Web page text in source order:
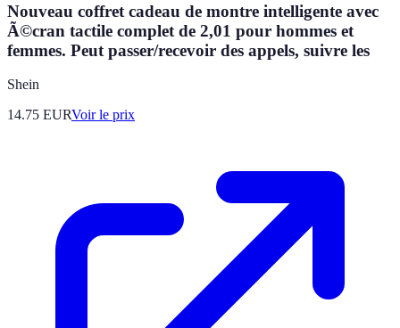
Nouveau coffret cadeau de montre intelligente avec
Ã©cran tactile complet de 2,01 pour hommes et
femmes. Peut passer/recevoir des appels, suivre les
Shein
14.75 EURVoir le prix